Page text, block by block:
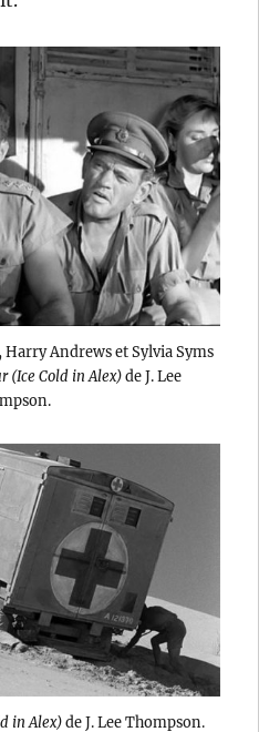
Andrews et Sylvia Syms
(Ice Cold in Alex)de J. Lee
in Alex)de J. Lee Thompson.